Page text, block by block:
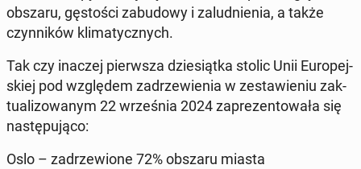
obszaru, gę­sto­ści za­bu­do­wy i za­lud­nie­nia, a także
czyn­ni­ków kli­ma­tycz­nych.
Tak czy inaczej pierw­sza dzie­siąt­ka stolic Unii Eu­ro­pej­
skiej pod wzglę­dem za­drze­wie­nia w ze­sta­wie­niu zak­
tu­ali­zo­wa­nym 22 wrze­śnia 2024 za­pre­zen­to­wa­ła się
na­stę­pu­ją­co:
Oslo – za­drze­wio­ne 72% obszaru miasta